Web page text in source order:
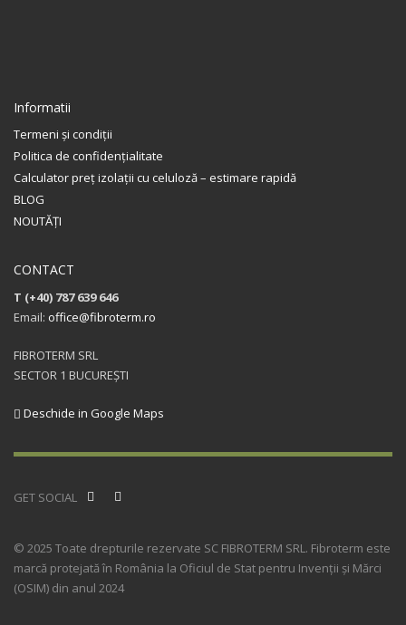
Informatii
Termeni și condiții
Politica de confidențialitate
Calculator preț izolații cu celuloză – estimare rapidă
BLOG
NOUTĂȚI
CONTACT
T (+40) 787 639 646
Email: office@fibroterm.ro
FIBROTERM SRL
SECTOR 1 BUCUREȘTI
Deschide in Google Maps
GET SOCIAL
© 2025 Toate drepturile rezervate SC FIBROTERM SRL. Fibroterm este
marcă protejată în România la Oficiul de Stat pentru Invenții și Mărci
(OSIM) din anul 2024